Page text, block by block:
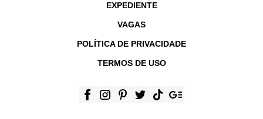
EXPEDIENTE
VAGAS
POLÍTICA DE PRIVACIDADE
TERMOS DE USO